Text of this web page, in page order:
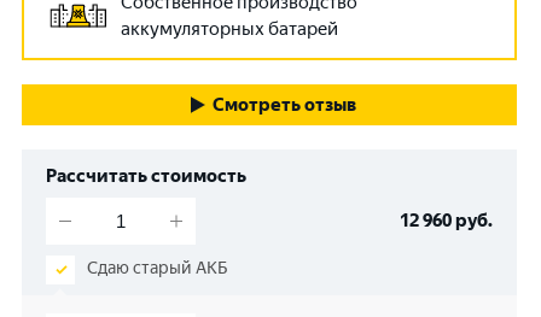
аккумуляторных батарей
Смотреть отзыв
Рассчитать стоимость
12 960руб.
Сдаю старый АКБ